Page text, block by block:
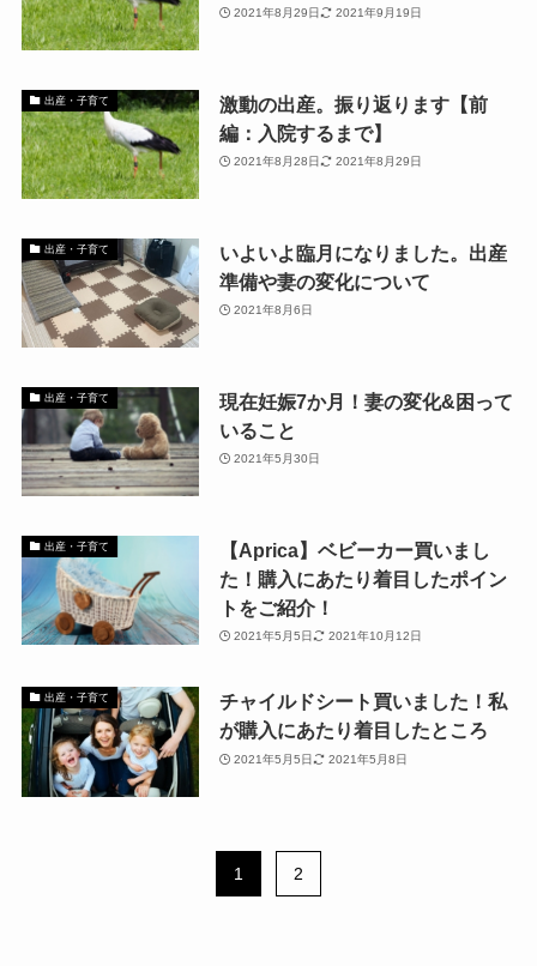
2021年8月29日 2021年9月19日
出産・子育て
激動の出産。振り返ります【前
編：入院するまで】
2021年8月28日 2021年8月29日
出産・子育て
いよいよ臨月になりました。出産
準備や妻の変化について
2021年8月6日
出産・子育て
現在妊娠7か月！妻の変化&困って
いること
2021年5月30日
出産・子育て
【Aprica】ベビーカー買いまし
た！購入にあたり着目したポイン
トをご紹介！
2021年5月5日 2021年10月12日
出産・子育て
チャイルドシート買いました！私
が購入にあたり着目したところ
2021年5月5日 2021年5月8日
1 2